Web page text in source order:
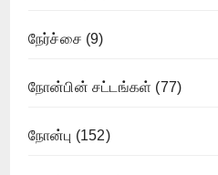
நேர்ச்சை (9)
நோன்பின் சட்டங்கள் (77)
நோன்பு (152)